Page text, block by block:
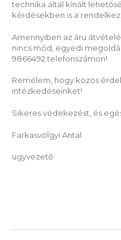
technika által kínált
kérdésekben is a
Amennyiben az áru
nincs mód, egyedi
9866492 telefonszámon!
Remélem, hogy közös
intézkedéseinket!
Sikeres védekezést, és
Farkasvölgyi Antal
ügyvezető